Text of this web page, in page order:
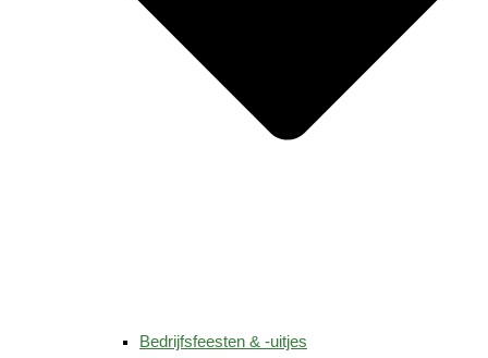
Bedrijfsfeesten & -uitjes